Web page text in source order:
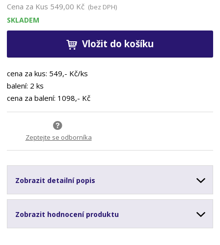
Cena za Kus 549,00 Kč (bez DPH)
SKLADEM
Vložit do košíku
cena za kus: 549,- Kč/ks
balení: 2 ks
cena za balení: 1098,- Kč
Zeptejte se odborníka
Zobrazit detailní popis
Zobrazit hodnocení produktu